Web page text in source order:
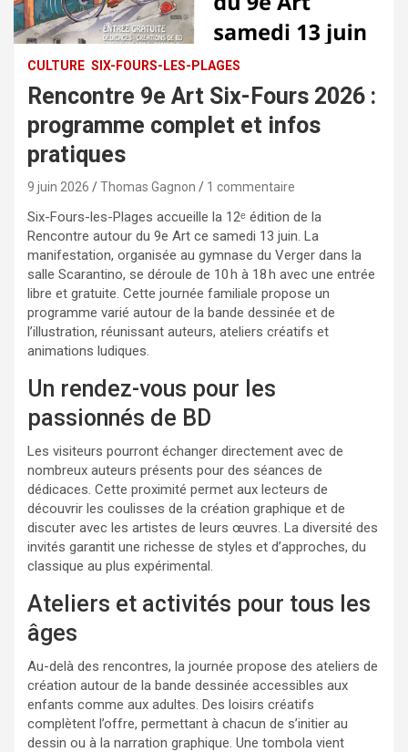
CULTURE SIX-FOURS-LES-PLAGES
Rencontre 9e Art Six-Fours 2026 :
programme complet et infos
pratiques
9 juin 2026 Thomas Gagnon 1 commentaire
Six-Fours-les-Plages accueille la 12ᵉ édition de la
Rencontre autour du 9e Art ce samedi 13 juin. La
manifestation, organisée au gymnase du Verger dans la
salle Scarantino, se déroule de 10 h à 18 h avec une entrée
libre et gratuite. Cette journée familiale propose un
programme varié autour de la bande dessinée et de
l’illustration, réunissant auteurs, ateliers créatifs et
animations ludiques.
Un rendez-vous pour les
passionnés de BD
Les visiteurs pourront échanger directement avec de
nombreux auteurs présents pour des séances de
dédicaces. Cette proximité permet aux lecteurs de
découvrir les coulisses de la création graphique et de
discuter avec les artistes de leurs œuvres. La diversité des
invités garantit une richesse de styles et d’approches, du
classique au plus expérimental.
Ateliers et activités pour tous les
âges
Au-delà des rencontres, la journée propose des ateliers de
création autour de la bande dessinée accessibles aux
enfants comme aux adultes. Des loisirs créatifs
complètent l’offre, permettant à chacun de s’initier au
dessin ou à la narration graphique. Une tombola vient